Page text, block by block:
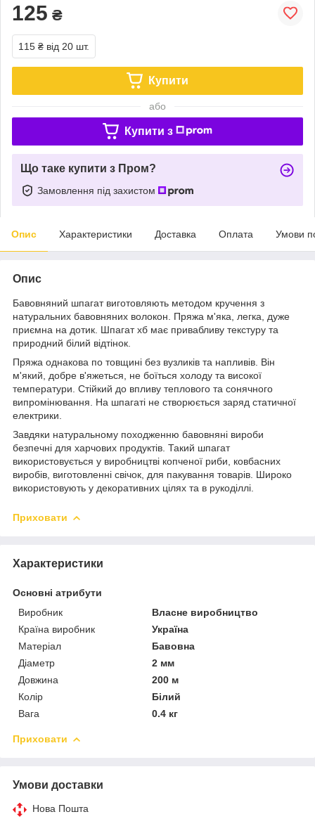
125 ₴
115 ₴ від 20 шт.
Купити
або
Купити з
Що таке купити з Пром?
Замовлення під захистом
Опис Характеристики Доставка Оплата Умови
Опис
Бавовняний шпагат виготовляють методом кручення з
натуральних бавовняних волокон. Пряжа м'яка, легка, дуже
приємна на дотик. Шпагат хб має привабливу текстуру та
природний білий відтінок.
Пряжа однакова по товщині без вузликів та напливів. Він
м'який, добре в'яжеться, не боїться холоду та високої
температури. Стійкий до впливу теплового та сонячного
випромінювання. На шпагаті не створюється заряд статичної
електрики.
Завдяки натуральному походженню бавовняні вироби
безпечні для харчових продуктів. Такий шпагат
використовується у виробництві копченої риби, ковбасних
виробів, виготовленні свічок, для пакування товарів. Широко
використовують у декоративних цілях та в рукоділлі.
Приховати
Характеристики
Основні атрибути
Виробник
Власне виробництво
Країна виробник
Україна
Матеріал
Бавовна
Діаметр
2 мм
Довжина
200 м
Колір
Білий
Вага
0.4 кг
Приховати
Умови доставки
Нова Пошта